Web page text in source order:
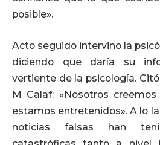
posible».
Acto seguido intervino la
diciendo que daría su
vertiente de la psicología.
M Calaf: «Nosotros
estamos entretenidos». A lo
noticias falsas han